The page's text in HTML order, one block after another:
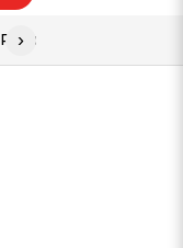
Piala Aff 2026
›